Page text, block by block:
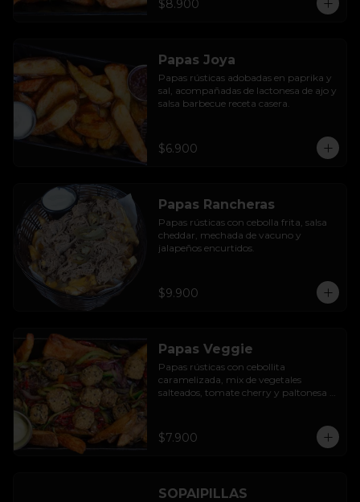
$8.900
Papas Joya
Papas rústicas adobadas en paprika y
sal, acompañadas de lactonesa de ajo y
salsa barbecue receta casera.
$6.900
Papas Rancheras
Papas rústicas con cebolla frita, salsa
cheddar, mechada de vacuno y
jalapeños encurtidos.
$9.900
Papas Veggie
Papas rústicas con cebollita
caramelizada, mix de vegetales
salteados, tomate cherry y paltonesa
$7.900
SOPAIPILLAS